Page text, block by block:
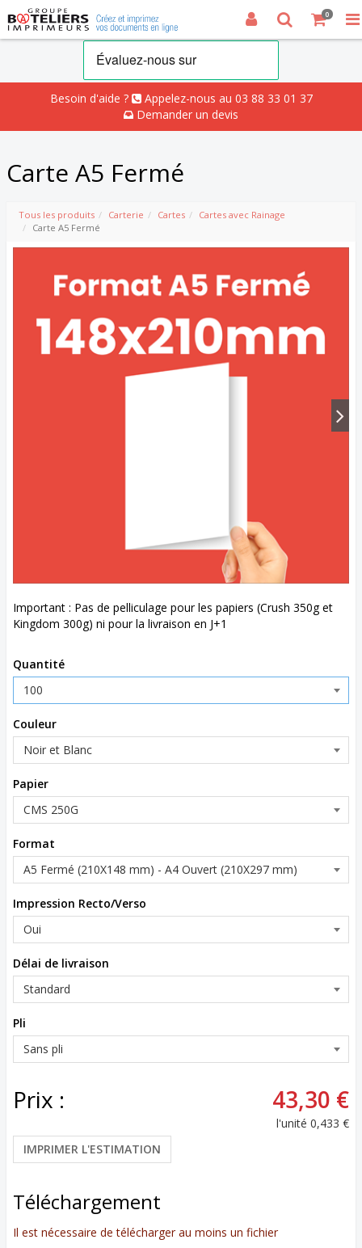
Besoin d'aide ?
Appelez-nous au 03 88 33 01 37
Demander un devis
0
Carte A5 Fermé
Tous les produits Carterie Cartes
Cartes avec Rainage
Carte A5 Fermé
Important : Pas de pelliculage pour les papiers (Crush 350g et
Kingdom 300g) ni pour la livraison en J+1
Quantité
Couleur
Papier
Format
Impression Recto/Verso
Délai de livraison
Pli
Prix : 43,30 €
l'unité 0,433 €
IMPRIMER L'ESTIMATION
Téléchargement
Il est nécessaire de télécharger au moins un fichier